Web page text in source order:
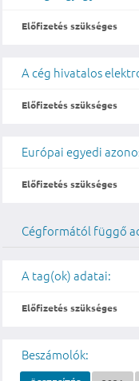
Előfizetés szükséges
A cég hivatalos
Előfizetés szükséges
Európai egyedi
Előfizetés szükséges
Cégformától függő
A tag(ok) adatai:
Előfizetés szükséges
Beszámolók: